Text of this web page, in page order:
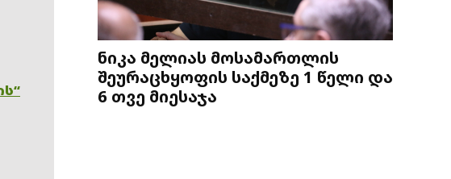
ნიკა მელიას მოსამართლის
შეურაცხყოფის საქმეზე 1 წელი და
6 თვე მიესაჯა